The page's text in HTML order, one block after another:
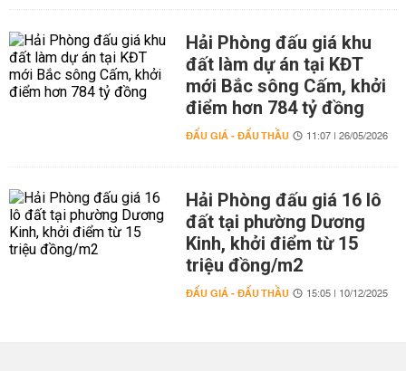
Hải Phòng đấu giá khu
đất làm dự án tại KĐT
mới Bắc sông Cấm, khởi
điểm hơn 784 tỷ đồng
ĐẤU GIÁ - ĐẤU THẦU 11:07 | 26/05/2026
Hải Phòng đấu giá 16 lô
đất tại phường Dương
Kinh, khởi điểm từ 15
triệu đồng/m2
ĐẤU GIÁ - ĐẤU THẦU 15:05 | 10/12/2025